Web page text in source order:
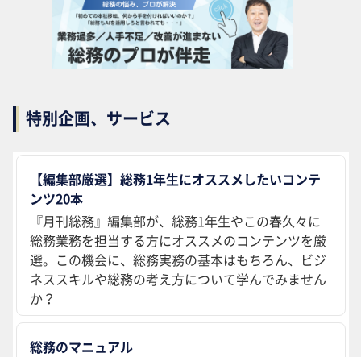
特別企画、サービス
【編集部厳選】総務1年生にオススメしたいコンテ
ンツ20本
『月刊総務』編集部が、総務1年生やこの春久々に
総務業務を担当する方にオススメのコンテンツを厳
選。この機会に、総務実務の基本はもちろん、ビジ
ネススキルや総務の考え方について学んでみません
か？
総務のマニュアル